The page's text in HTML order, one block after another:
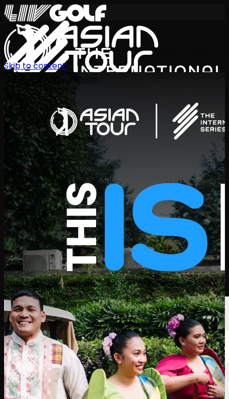
International Series 2026
ตารางการแข่งขัน
นักกอล์ฟ
อันดับข่าวสารรับชม เกี่ยวกับ
เข้าสู่ระบบ
Skip to content